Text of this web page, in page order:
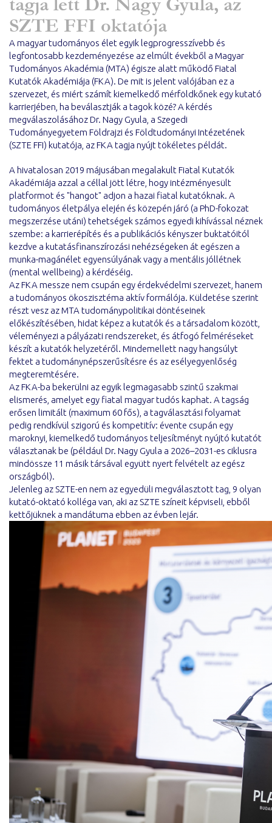
SZTE FFI oktatója
A magyar tudományos élet egyik legprogresszívebb és
legfontosabb kezdeményezése az elmúlt évekből a Magyar
Tudományos Akadémia (MTA) égisze alatt működő Fiatal
Kutatók Akadémiája (FKA). De mit is jelent valójában ez a
szervezet, és miért számít kiemelkedő mérföldkőnek egy kutató
karrierjében, ha beválasztják a tagok közé? A kérdés
megválaszolásához Dr. Nagy Gyula, a Szegedi
Tudományegyetem Földrajzi és Földtudományi Intézetének
(SZTE FFI) kutatója, az FKA tagja nyújt tökéletes példát.
A hivatalosan 2019 májusában megalakult Fiatal Kutatók
Akadémiája azzal a céllal jött létre, hogy intézményesült
platformot és "hangot" adjon a hazai fiatal kutatóknak. A
tudományos életpálya elején és közepén járó (a PhD-fokozat
megszerzése utáni) tehetségek számos egyedi kihívással néznek
szembe: a karrierépítés és a publikációs kényszer buktatóitól
kezdve a kutatásfinanszírozási nehézségeken át egészen a
munka-magánélet egyensúlyának vagy a mentális jóllétnek
(mental wellbeing) a kérdéséig.
Az FKA messze nem csupán egy érdekvédelmi szervezet, hanem
a tudományos ökoszisztéma aktív formálója. Küldetése szerint
részt vesz az MTA tudománypolitikai döntéseinek
előkészítésében, hidat képez a kutatók és a társadalom között,
véleményezi a pályázati rendszereket, és átfogó felméréseket
készít a kutatók helyzetéről. Mindemellett nagy hangsúlyt
fektet a tudománynépszerűsítésre és az esélyegyenlőség
megteremtésére.
Az FKA-ba bekerülni az egyik legmagasabb szintű szakmai
elismerés, amelyet egy fiatal magyar tudós kaphat. A tagság
erősen limitált (maximum 60 fős), a tagválasztási folyamat
pedig rendkívül szigorú és kompetitív: évente csupán egy
maroknyi, kiemelkedő tudományos teljesítményt nyújtó kutatót
választanak be (például Dr. Nagy Gyula a 2026–2031-es ciklusra
mindössze 11 másik társával együtt nyert felvételt az egész
országból).
Jelenleg az SZTE-en nem az egyedüli megválasztott tag, 9 olyan
kutató-oktató kolléga van, aki az SZTE színeit képviseli, ebből
kettőjüknek a mandátuma ebben az évben lejár.